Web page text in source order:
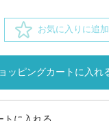
お気に入りに追加